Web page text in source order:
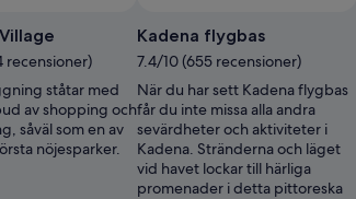
recensioner)
ståtar med
av shopping och
såväl som en av
nöjesparker.
Kadena flygbas
7.4/10 (655 recensioner)
När du har sett Kadena flygbas
får du inte missa alla andra
sevärdheter och aktiviteter i
Kadena. Stränderna och läget
vid havet lockar till härliga
promenader i detta pittoreska